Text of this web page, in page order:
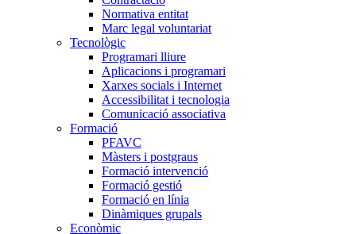
Normativa entitat
Marc legal voluntariat
Tecnològic
Programari lliure
Aplicacions i programari
Xarxes socials i Internet
Accessibilitat i tecnologia
Comunicació associativa
Formació
PFAVC
Màsters i postgraus
Formació intervenció
Formació gestió
Formació en línia
Dinàmiques grupals
Econòmic